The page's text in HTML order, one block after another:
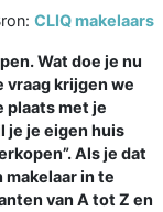
CLIQ makelaars
Wat doe je nu
vraag krijgen we
plaats met je
je je eigen huis
Als je dat
in te
van A tot Z en